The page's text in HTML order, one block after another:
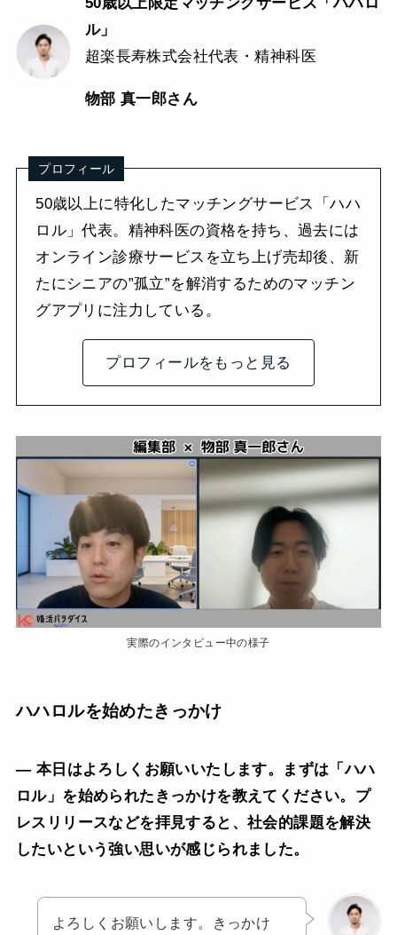
50歳以上限定マッチングサービス「ハハロ
ル」
超楽長寿株式会社代表・精神科医
物部 真一郎さん
プロフィール
50歳以上に特化したマッチングサービス「ハハ
ロル」代表。精神科医の資格を持ち、過去には
オンライン診療サービスを立ち上げ売却後、新
たにシニアの”孤立”を解消するためのマッチン
グアプリに注力している。
プロフィールをもっと見る
実際のインタビュー中の様子
ハハロルを始めたきっかけ
— 本日はよろしくお願いいたします。まずは「ハハ
ロル」を始められたきっかけを教えてください。プ
レスリリースなどを拝見すると、社会的課題を解決
したいという強い思いが感じられました。
よろしくお願いします。きっかけ